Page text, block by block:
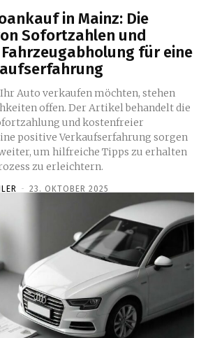
in Mainz: Die
Sofortzahlen und
für eine
Auto verkaufen möchten, stehen
offen. Der Artikel behandelt die
und kostenfreier
positive Verkaufserfahrung sorgen
um hilfreiche Tipps zu erhalten
zu erleichtern.
- 23. OKTOBER 2025